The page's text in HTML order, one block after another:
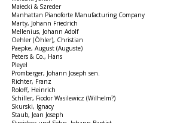
Małecki & Szreder
Manhattan Pianoforte Manufacturing Company
Marty, Johann Friedrich
Mellenius, Johann Adolf
Oehler (Öhler), Christian
Paepke, August (Auguste)
Peters & Co., Hans
Pleyel
Promberger, Johann Joseph sen.
Richter, Franz
Roloff, Heinrich
Schiller, Fiodor Wasilewicz (Wilhelm?)
Skurski, Ignacy
Staub, Jean Joseph